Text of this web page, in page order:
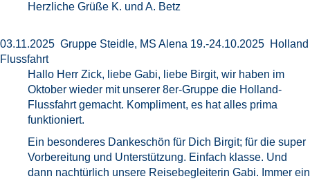
Herzliche Grüße K. und A. Betz
03.11.2025 Gruppe Steidle, MS Alena 19.-24.10.2025 Holland
Flussfahrt
Hallo Herr Zick, liebe Gabi, liebe Birgit, wir haben im
Oktober wieder mit unserer 8er-Gruppe die Holland-
Flussfahrt gemacht. Kompliment, es hat alles prima
funktioniert.
Ein besonderes Dankeschön für Dich Birgit; für die super
Vorbereitung und Unterstützung. Einfach klasse. Und
dann nachtürlich unsere Reisebegleiterin Gabi. Immer ein